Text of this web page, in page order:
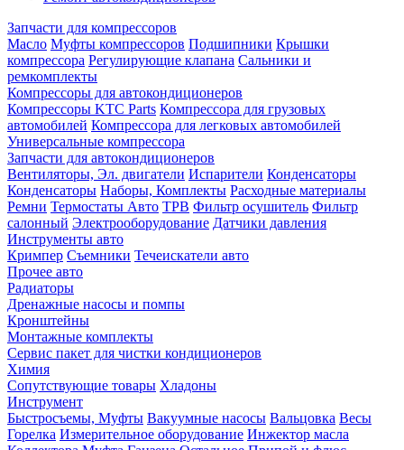
Запчасти для компрессоров
Масло Муфты компрессоров Подшипники Крышки
компрессора Регулирующие клапана Сальники и
ремкомплекты
Компрессоры для автокондиционеров
Компрессоры KTC Parts Компрессора для грузовых
автомобилей Компрессора для легковых автомобилей
Универсальные компрессора
Запчасти для автокондиционеров
Вентиляторы, Эл. двигатели Испарители Конденсаторы
Конденсаторы Наборы, Комплекты Расходные материалы
Ремни Термостаты Авто ТРВ Фильтр осушитель Фильтр
салонный Электрооборудование Датчики давления
Инструменты авто
Кримпер Съемники Течеискатели авто
Прочее авто
Радиаторы
Дренажные насосы и помпы
Кронштейны
Монтажные комплекты
Сервис пакет для чистки кондиционеров
Химия
Сопутствующие товары Хладоны
Инструмент
Быстросъемы, Муфты Вакуумные насосы Вальцовка Весы
Горелка Измерительное оборудование Инжектор масла